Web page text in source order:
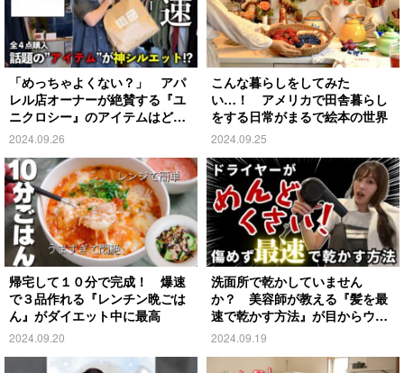
「めっちゃよくない？」 アパ
レル店オーナーが絶賛する『ユ
ニクロシー』のアイテムはど
れ？
2024.09.26
こんな暮らしをしてみた
い…！ アメリカで田舎暮らし
をする日常がまるで絵本の世界
2024.09.25
帰宅して１０分で完成！ 爆速
で３品作れる『レンチン晩ごは
ん』がダイエット中に最高
2024.09.20
洗面所で乾かしていません
か？ 美容師が教える『髪を最
速で乾かす方法』が目からウロ
コ
2024.09.19